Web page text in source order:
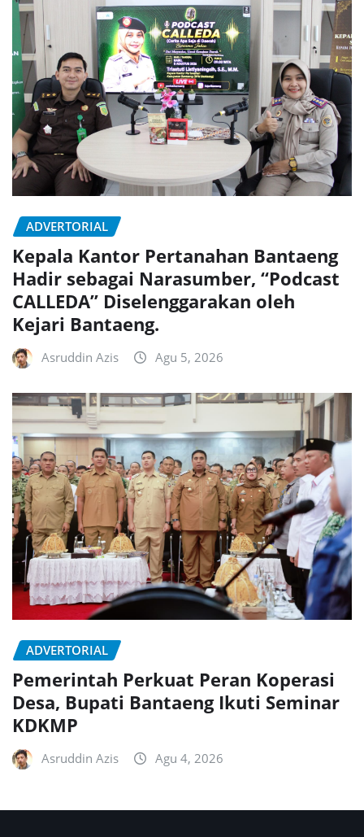
ADVERTORIAL
Kepala Kantor Pertanahan Bantaeng
Hadir sebagai Narasumber, “Podcast
CALLEDA” Diselenggarakan oleh
Kejari Bantaeng.
Asruddin Azis Agu 5, 2026
ADVERTORIAL
Pemerintah Perkuat Peran Koperasi
Desa, Bupati Bantaeng Ikuti Seminar
KDKMP
Asruddin Azis Agu 4, 2026